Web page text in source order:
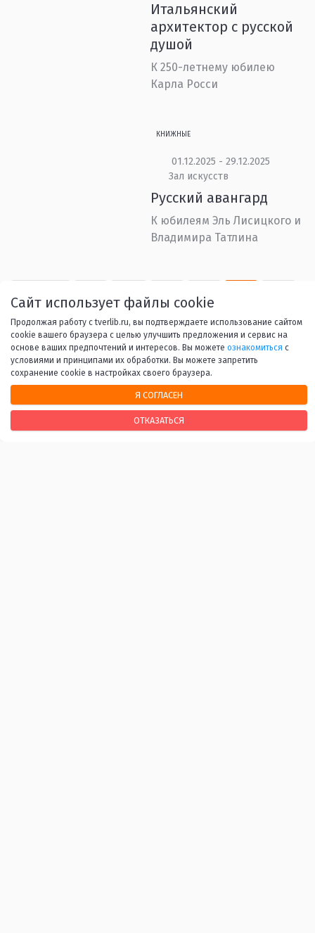
Итальянский
архитектор с русской
душой
К 250-летнему юбилею
Карла Росси
КНИЖНЫЕ
01.12.2025 - 29.12.2025
Зал искусств
Русский авангард
К юбилеям Эль Лисицкого и
Владимира Татлина
... 4
7 ... 53 Вперед
Сайт использует файлы cookie
Продолжая работу с tverlib.ru, вы подтверждаете использование сайтом
cookie вашего браузера с целью улучшить предложения и сервис на
основе ваших предпочтений и интересов. Вы можете ознакомиться с
условиями и принципами их обработки. Вы можете запретить
сохранение cookie в настройках своего браузера.
Я СОГЛАСЕН
ОТКАЗАТЬСЯ